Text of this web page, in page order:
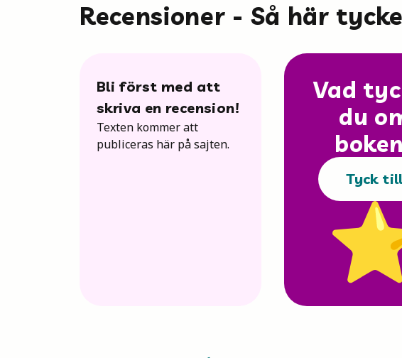
Recensioner - Så här
Bli först med att
skriva en recension!
Texten kommer att
publiceras här på sajten.
Vad
du
Tyck